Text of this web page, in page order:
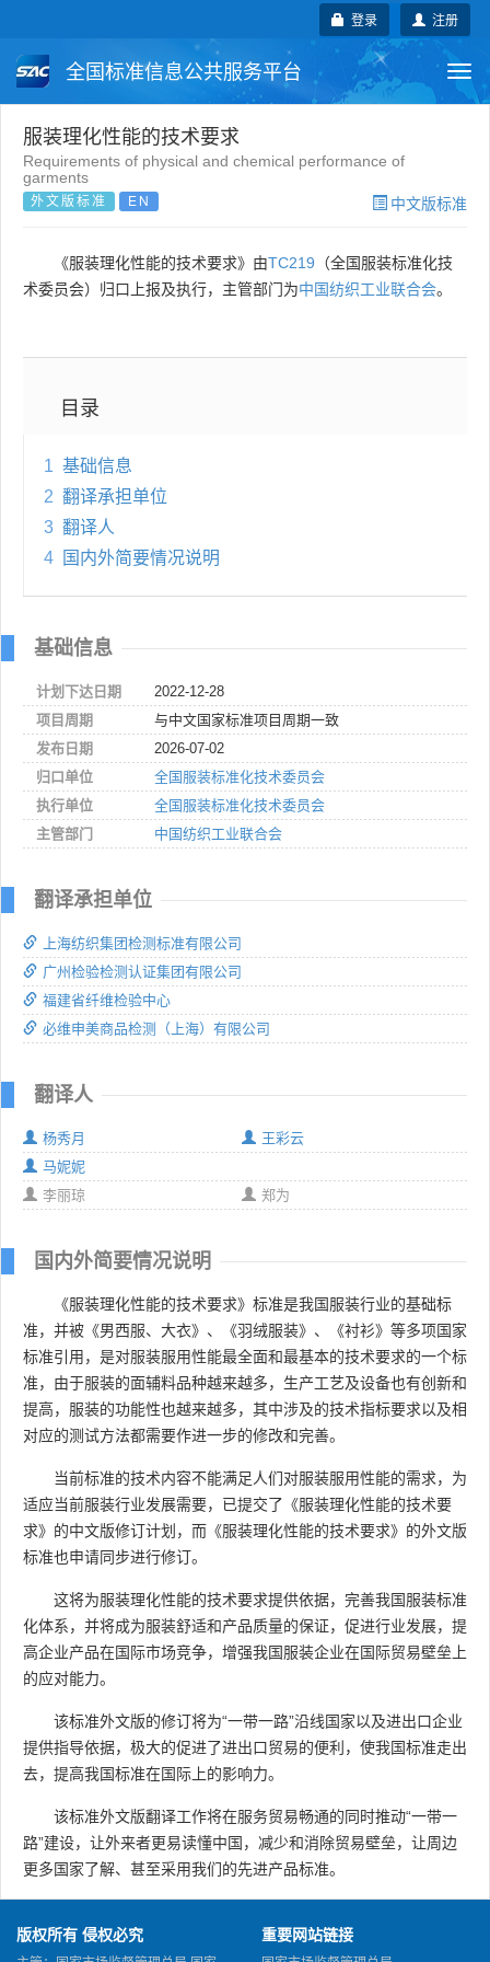
注册
登录
全国标准信息公共服务平台
国家标准 行业标准
团体标准
服装理化性能的技术要求
Requirements of physical and chemical performance of
garments
外文版标准 EN 中文版标准
《服装理化性能的技术要求》由TC219 （全国服装标准化技
术委员会）归口上报及执行，主管部门为中国纺织工业联合会。
目录
1 基础信息
2 翻译承担单位
3 翻译人
4
国内外简要情况说明
基础信息
计划下达日期
2022-12-28
项目周期
与中文国家标准项目周期一致
发布日期
2026-07-02
归口单位
全国服装标准化技术委员会
执行单位
全国服装标准化技术委员会
主管部门
中国纺织工业联合会
翻译承担单位
上海纺织集团检测标准有限公司
广州检验检测认证集团有限公司
福建省纤维检验中心
必维申美商品检测（上海）有限公司
翻译人
杨秀月
王彩云
马妮妮
李丽琼
郑为
国内外简要情况说明
《服装理化性能的技术要求》标准是我国服装行业的基础标
准，并被《男西服、大衣》、《羽绒服装》、《衬衫》等多项国家
标准引用，是对服装服用性能最全面和最基本的技术要求的一个标
准，由于服装的面辅料品种越来越多，生产工艺及设备也有创新和
提高，服装的功能性也越来越多，其中涉及的技术指标要求以及相
对应的测试方法都需要作进一步的修改和完善。
当前标准的技术内容不能满足人们对服装服用性能的需求，为
适应当前服装行业发展需要，已提交了《服装理化性能的技术要
求》的中文版修订计划，而《服装理化性能的技术要求》的外文版
标准也申请同步进行修订。
这将为服装理化性能的技术要求提供依据，完善我国服装标准
化体系，并将成为服装舒适和产品质量的保证，促进行业发展，提
高企业产品在国际市场竞争，增强我国服装企业在国际贸易壁垒上
的应对能力。
该标准外文版的修订将为“一带一路”沿线国家以及进出口企业
提供指导依据，极大的促进了进出口贸易的便利，使我国标准走出
去，提高我国标准在国际上的影响力。
该标准外文版翻译工作将在服务贸易畅通的同时推动“一带一
路”建设，让外来者更易读懂中国，减少和消除贸易壁垒，让周边
更多国家了解、甚至采用我们的先进产品标准。
版权所有 侵权必究 重要网站链接